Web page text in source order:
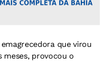
que virou
provocou o